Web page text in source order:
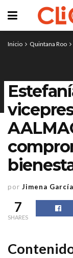
Inicio Quintana Roo
por Jimena García
7
SHARES